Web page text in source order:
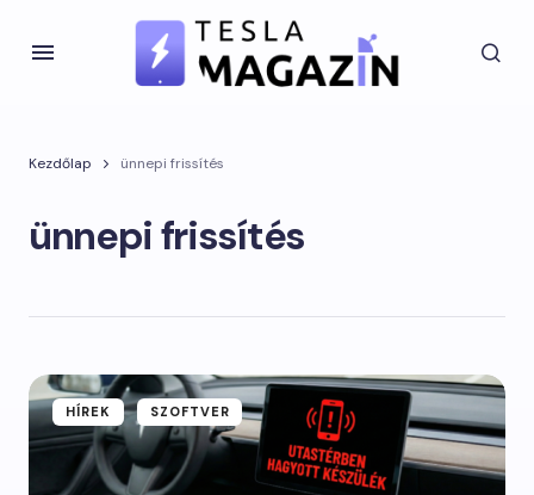
Kezdőlap ünnepi frissítés
ünnepi frissítés
HÍREK SZOFTVER